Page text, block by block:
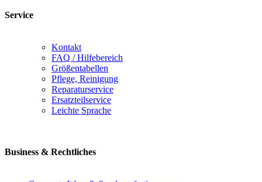
Service
Kontakt
FAQ / Hilfebereich
Größentabellen
Pflege, Reinigung
Reparaturservice
Ersatzteilservice
Leichte Sprache
Business & Rechtliches